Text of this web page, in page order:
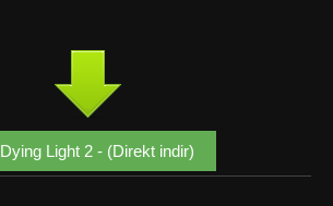
Dying Light 2 - (Direkt indir)